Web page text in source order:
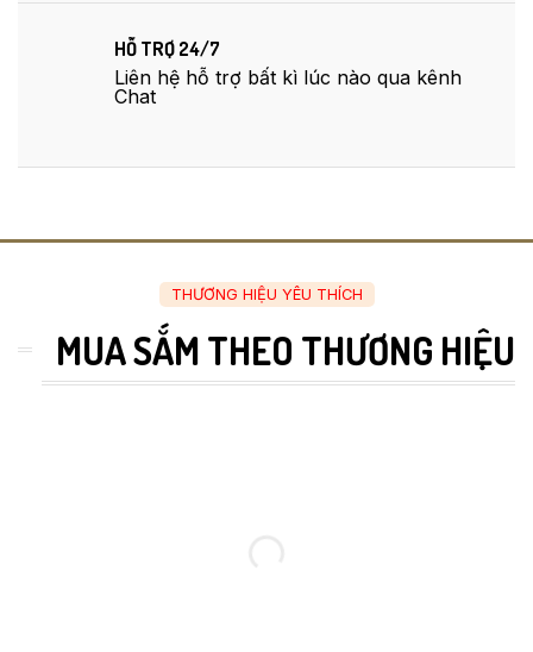
HỖ TRỢ 24/7
Liên hệ hỗ trợ bất kì lúc nào qua kênh
Chat
THƯƠNG HIỆU YÊU THÍCH
MUA SẮM THEO THƯƠNG HIỆU